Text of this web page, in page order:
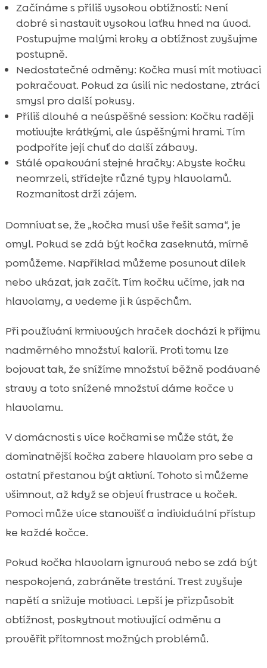
Začínáme s příliš vysokou obtížností: Není
dobré si nastavit vysokou laťku hned na úvod.
Postupujme malými kroky a obtížnost zvyšujme
postupně.
Nedostatečné odměny: Kočka musí mít motivaci
pokračovat. Pokud za úsilí nic nedostane, ztrácí
smysl pro další pokusy.
Příliš dlouhé a neúspěšné session: Kočku raději
motivujte krátkými, ale úspěšnými hrami. Tím
podpoříte její chuť do další zábavy.
Stálé opakování stejné hračky: Abyste kočku
neomrzeli, střídejte různé typy hlavolamů.
Rozmanitost drží zájem.
Domnívat se, že „kočka musí vše řešit sama“, je
omyl. Pokud se zdá být kočka zaseknutá, mírně
pomůžeme. Například můžeme posunout dílek
nebo ukázat, jak začít. Tím kočku učíme, jak na
hlavolamy, a vedeme ji k úspěchům.
Při používání krmivových hraček dochází k příjmu
nadměrného množství kalorií. Proti tomu lze
bojovat tak, že snížíme množství běžně podávané
stravy a toto snížené množství dáme kočce v
hlavolamu.
V domácnosti s více kočkami se může stát, že
dominatnější kočka zabere hlavolam pro sebe a
ostatní přestanou být aktivní. Tohoto si můžeme
všimnout, až když se objeví frustrace u koček.
Pomoci může více stanovišť a individuální přístup
ke každé kočce.
Pokud kočka hlavolam ignurová nebo se zdá být
nespokojená, zabráněte trestání. Trest zvyšuje
napětí a snižuje motivaci. Lepší je přizpůsobit
obtížnost, poskytnout motivující odměnu a
prověřit přítomnost možných problémů.